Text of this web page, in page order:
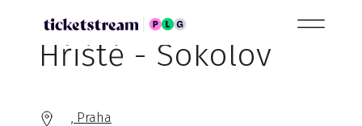
Hřiště - Sokolov
, Praha